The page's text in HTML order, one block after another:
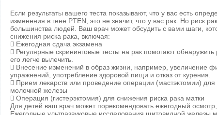
Если результаты вашего теста показывают, что у вас есть
изменения в гене PTEN, это не значит, что у вас рак. Но риск
большинства людей. Ваш врач может обсудить с вами шаги,
снижения риска рака, включая:
 Ежегодная сдача экзамена
 Регулярные скрининговые тесты на рак помогают обнаружить
его легче вылечить.
 Внесение изменений в образ жизни, например, увеличение
упражнений, употребление здоровой пищи и отказ от курения.
 Прием лекарств или проведение операции (мастэктомии)
молочной железы
 Операция (гистерэктомия) для снижения риска рака матки
Для детей ваш врач может порекомендовать ежегодный